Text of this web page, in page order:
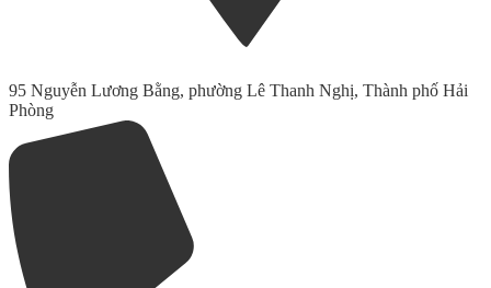
95 Nguyễn Lương Bằng, phường Lê Thanh Nghị, Thành phố Hải
Phòng